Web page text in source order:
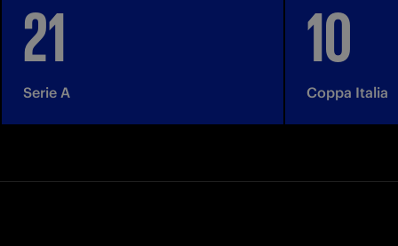
21
Serie A
10
Coppa Italia